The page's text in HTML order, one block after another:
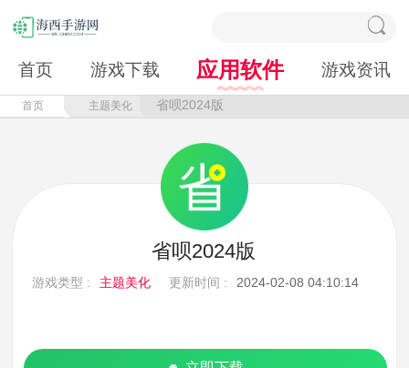
首页 游戏下载 应用软件 游戏资讯
首页 主题美化 省呗2024版
省呗2024版
游戏类型 : 主题美化 更新时间 : 2024-02-08 04:10:14